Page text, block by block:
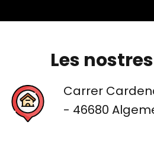
Les
Carrer
- 46680